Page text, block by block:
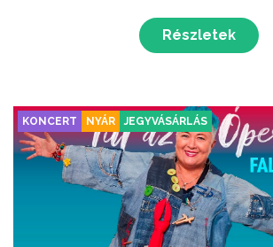
könnyűzene és a hazai dalköltészet
Részletek
KONCERT NYÁR JEGYVÁSÁRLÁS